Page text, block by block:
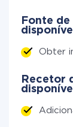
Fonte
Obter
Recetor